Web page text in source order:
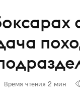
Время чтения 2 мин